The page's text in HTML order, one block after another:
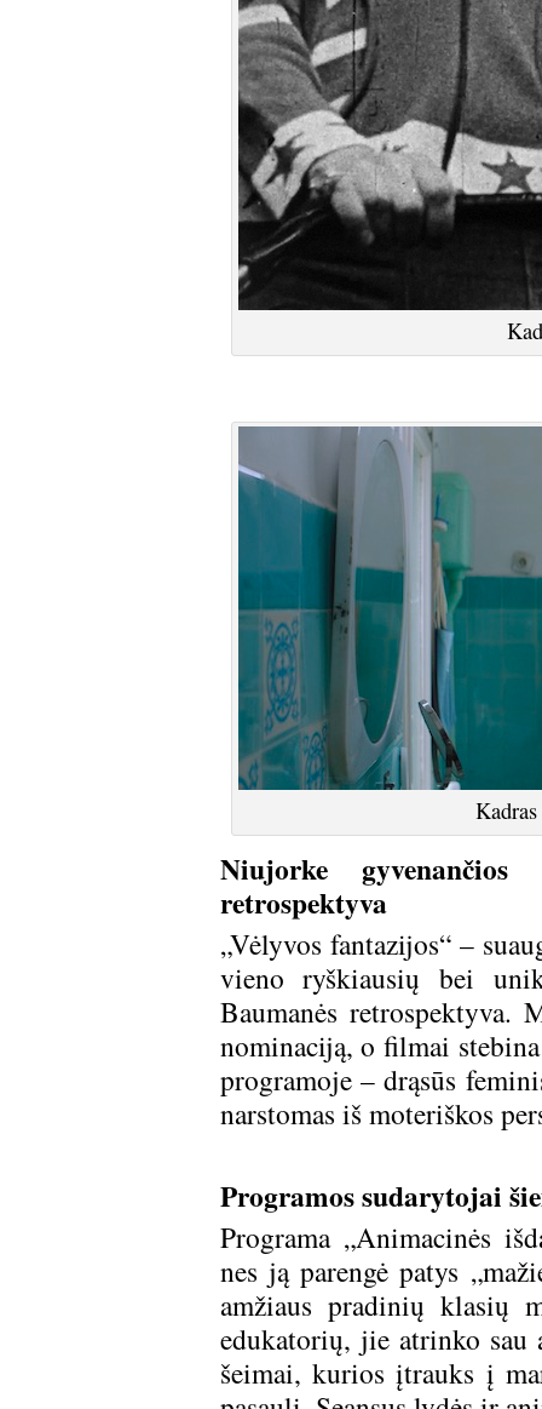
Niujorke
retrospektyva
„Vėlyvos fantazijos“ –
vieno ryškiausių bei
Baumanės retrospektyva.
nominaciją, o filmai
programoje – drąsūs
narstomas iš moteriškos
Programos sudarytojai
Programa „Animacinės
nes ją parengė patys
amžiaus pradinių klasių
edukatorių, jie atrinko
šeimai, kurios įtrauks į